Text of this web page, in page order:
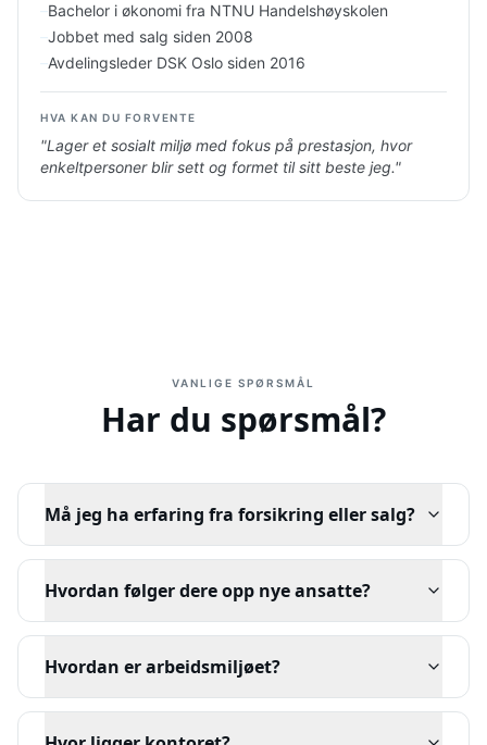
–Bachelor i økonomi fra NTNU Handelshøyskolen
–Jobbet med salg siden 2008
–Avdelingsleder DSK Oslo siden 2016
HVA KAN DU FORVENTE
"Lager et sosialt miljø med fokus på prestasjon, hvor
enkeltpersoner blir sett og formet til sitt beste jeg."
VANLIGE SPØRSMÅL
Har du spørsmål?
Må jeg ha erfaring fra forsikring eller salg?
Hvordan følger dere opp nye ansatte?
Hvordan er arbeidsmiljøet?